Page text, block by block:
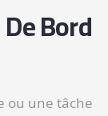
Bord
ou une tâche